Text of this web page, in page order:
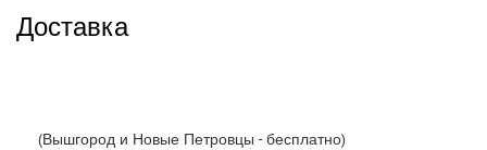
Доставка
(Вышгород и Новые Петровцы - бесплатно)